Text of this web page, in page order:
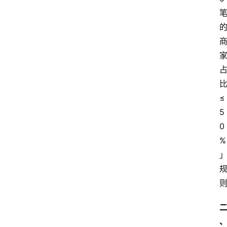
笔
的
商
家
占
比
≤
5
0
%
」
规
则
二
、